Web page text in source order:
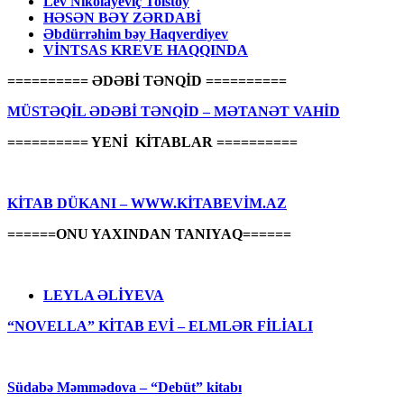
HƏSƏN BƏY ZƏRDABİ
Əbdürrəhim bəy Haqverdiyev
VİNTSAS KREVE HAQQINDA
========== ƏDƏBİ TƏNQİD ==========
MÜSTƏQİL ƏDƏBİ TƏNQİD – MƏTANƏT VAHİD
========== YENİ KİTABLAR ==========
KİTAB DÜKANI – WWW.KİTABEVİM.AZ
======ONU YAXINDAN TANIYAQ======
LEYLA ƏLİYEVA
“NOVELLA” KİTAB EVİ – ELMLƏR FİLİALI
Südabə Məmmədova – “Debüt” kitabı